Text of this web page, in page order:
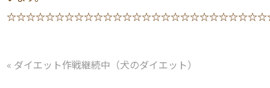
« ダイエット作戦継続中（犬のダイエット）